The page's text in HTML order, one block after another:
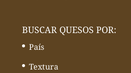
BUSCAR QUESOS POR:
País
Textura